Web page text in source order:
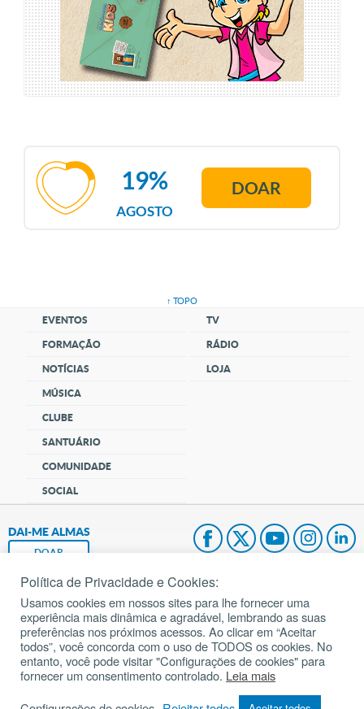
AGOSTO
19% DOAR
↑ TOPO
EVENTOS
FORMAÇÃO
NOTÍCIAS
MÚSICA
CLUBE
SANTUÁRIO
COMUNIDADE
SOCIAL
TV
RÁDIO
LOJA
DAI-ME ALMAS
DOAR
Fundação João Paulo II
Pedido de Oração
Mapa do site
Política de Privacidade e Cookies:
Usamos cookies em nossos sites para lhe fornecer uma
experiência mais dinâmica e agradável, lembrando as suas
preferências nos próximos acessos. Ao clicar em “Aceitar
todos”, você concorda com o uso de TODOS os cookies. No
entanto, você pode visitar "Configurações de cookies" para
fornecer um consentimento controlado. Leia mais